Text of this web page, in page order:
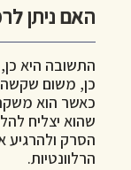
האם ניתן
התשובה היא
כן, משום שקשה
כאשר הוא
שהוא יצליח
הסרק
הרלוונטיות.